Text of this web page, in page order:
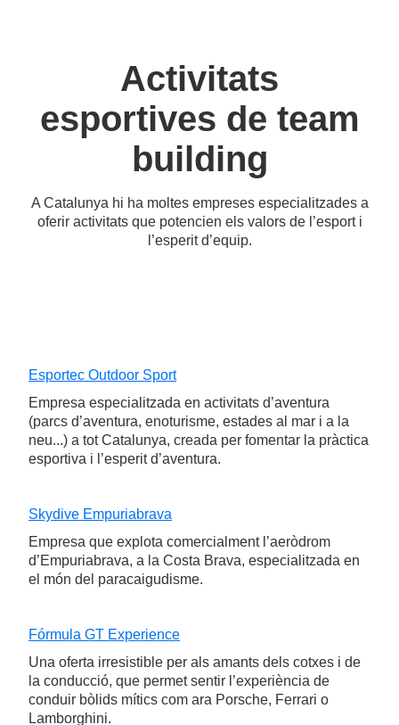
Activitats
esportives de team
building
A Catalunya hi ha moltes empreses especialitzades a
oferir activitats que potencien els valors de l’esport i
l’esperit d’equip.
Esportec Outdoor Sport
Empresa especialitzada en activitats d’aventura
(parcs d’aventura, enoturisme, estades al mar i a la
neu...) a tot Catalunya, creada per fomentar la pràctica
esportiva i l’esperit d’aventura.
Skydive Empuriabrava
Empresa que explota comercialment l’aeròdrom
d’Empuriabrava, a la Costa Brava, especialitzada en
el món del paracaigudisme.
Fórmula GT Experience
Una oferta irresistible per als amants dels cotxes i de
la conducció, que permet sentir l’experiència de
conduir bòlids mítics com ara Porsche, Ferrari o
Lamborghini.